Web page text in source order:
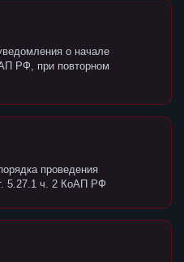
о начале
РФ, при повторном
проведения
5.27.1 ч. 2 КоАП РФ